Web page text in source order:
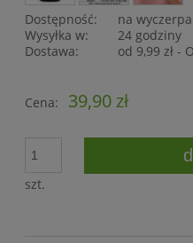
Dostępność:
na
Wysyłka w:
24 godziny
Dostawa:
od 9,99 zł -
Cena nie zawiera
Cena: 39,90 zł
szt.